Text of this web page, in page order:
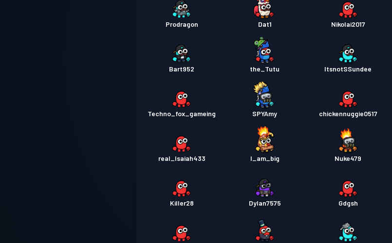
Prodragon Dat1 Nikolai2017
Bart952 the_Tutu ItsnotSSundee
Techno_fox_gameing SPYAmy chickennuggie0517
real_Isaiah433 I_am_big Nuke479
Killer28 Dylan7575 Gdgsh